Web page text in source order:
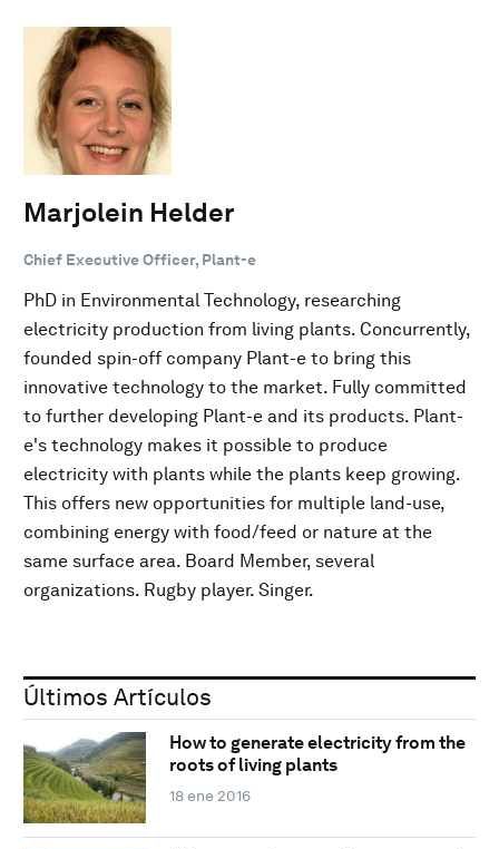
Marjolein Helder
Chief Executive Officer, Plant-e
PhD in Environmental Technology, researching
electricity production from living plants. Concurrently,
founded spin-off company Plant-e to bring this
innovative technology to the market. Fully committed
to further developing Plant-e and its products. Plant-
e's technology makes it possible to produce
electricity with plants while the plants keep growing.
This offers new opportunities for multiple land-use,
combining energy with food/feed or nature at the
same surface area. Board Member, several
organizations. Rugby player. Singer.
Últimos Artículos
How to generate electricity from the
roots of living plants
18 ene 2016